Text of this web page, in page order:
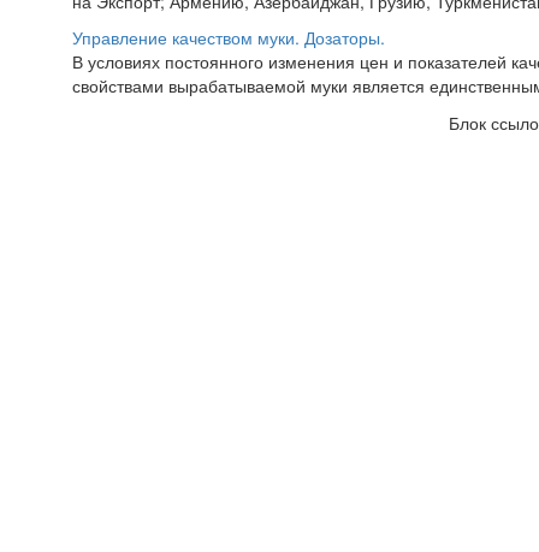
Управление качеством муки. Дозаторы.
В условиях постоянного изменения цен и показателей
свойствами вырабатываемой муки является
Блок